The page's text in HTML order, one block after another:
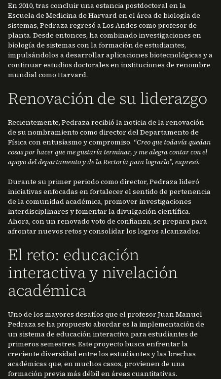
En 2010, tras concluir una estancia postdoctoral en la
Escuela de Medicina de Harvard en el área de biología de
sistemas, Pedraza regresó a Los Andes como profesor de
planta. Desde entonces, ha combinado investigaciones en
biología de sistemas con la formación de estudiantes,
impulsándolos a desarrollar aplicaciones biotecnológicas y a
continuar estudios doctorales en instituciones de renombre
mundial como Harvard.
Renovación de su liderazgo
Recientemente, Pedraza recibió la noticia de la renovación
de su nombramiento como director del Departamento de
Física con entusiasmo y compromiso. “Creo que todavía quedan
cosas por hacer que me gustaría terminar, y me alegra contar con el
apoyo del departamento y de la Rectoría para lograrlo”, expresó.
Durante su primer periodo como director, Pedraza lideró
iniciativas enfocadas en fortalecer el sentido de pertenencia
de la comunidad académica, promover investigaciones
interdisciplinares y fomentar la divulgación científica.
Ahora, con un renovado voto de confianza, se prepara para
afrontar nuevos retos y consolidar los logros alcanzados.
El reto: educación
interactiva y nivelación
académica
Uno de los mayores desafíos que el profesor Juan Manuel
Pedraza se ha propuesto abordar es la implementación de
un sistema de educación interactiva para estudiantes de
primeros semestres. Este proyecto busca enfrentar la
creciente diversidad entre los estudiantes y las brechas
académicas que, en muchos casos, provienen de una
formación previa más débil en áreas cuantitativas.